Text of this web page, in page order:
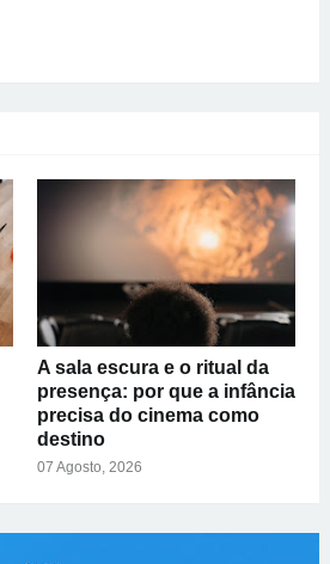
A sala escura e o ritual da
presença: por que a infância
precisa do cinema como
destino
07 Agosto, 2026